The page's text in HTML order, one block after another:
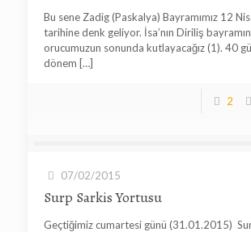
Bu sene Zadig (Paskalya) Bayramımız 12
tarihine denk geliyor. İsa’nın Diriliş
orucumuzun sonunda kutlayacağız (1). 40
dönem […]
2
07/02/2015
Surp Sarkis Yortusu
Geçtiğimiz cumartesi günü (31.01.2015)